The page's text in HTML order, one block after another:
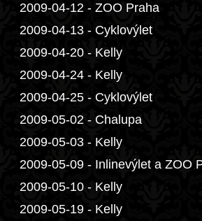
2009-04-12 - ZOO Praha
2009-04-13 - Cyklovýlet
2009-04-20 - Kelly
2009-04-24 - Kelly
2009-04-25 - Cyklovýlet
2009-05-02 - Chalupa
2009-05-03 - Kelly
2009-05-09 - Inlinevýlet a ZOO
2009-05-10 - Kelly
2009-05-19 - Kelly